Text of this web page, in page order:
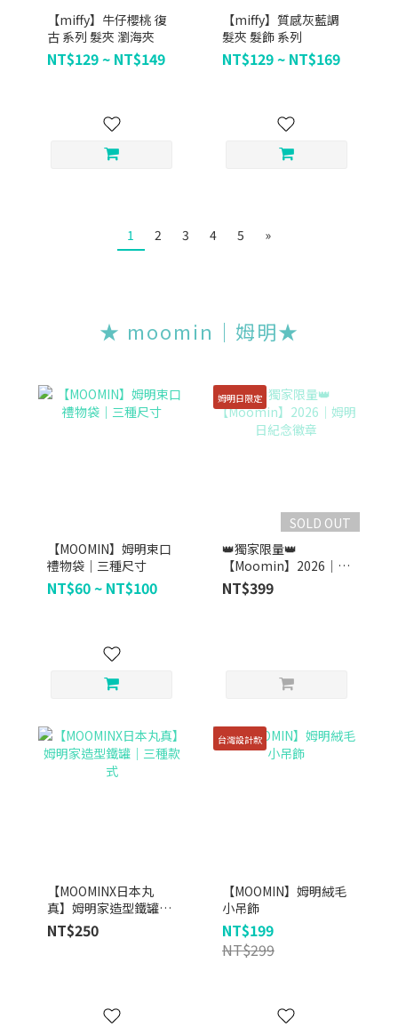
【miffy】牛仔櫻桃 復
古 系列 髮夾 瀏海夾
NT$129 ~ NT$149
【miffy】質感灰藍調
髮夾 髮飾 系列
NT$129 ~ NT$169
1 2 3 4 5 »
★ moomin｜姆明★
【MOOMIN】姆明束口
禮物袋｜三種尺寸
NT$60 ~ NT$100
姆明日限定
SOLD OUT
👑獨家限量👑
【Moomin】2026｜姆
明日紀念徽章
NT$399
【MOOMINX日本丸
真】姆明家造型鐵罐｜
三種款式
NT$250
台灣設計款
【MOOMIN】姆明絨毛
小吊飾
NT$199
NT$299